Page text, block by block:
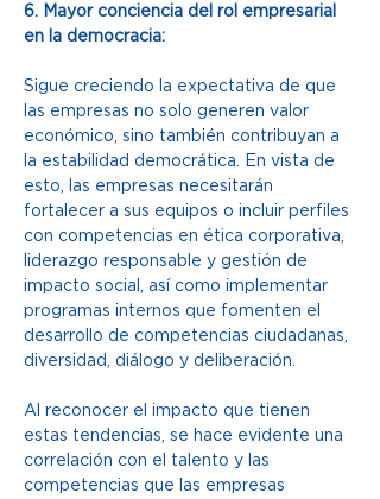
6. Mayor conciencia del rol empresarial
en la democracia:
Sigue creciendo la expectativa de que
las empresas no solo generen valor
económico, sino también contribuyan a
la estabilidad democrática. En vista de
esto, las empresas necesitarán
fortalecer a sus equipos o incluir perfiles
con competencias en ética corporativa,
liderazgo responsable y gestión de
impacto social, así como implementar
programas internos que fomenten el
desarrollo de competencias ciudadanas,
diversidad, diálogo y deliberación.
Al reconocer el impacto que tienen
estas tendencias, se hace evidente una
correlación con el talento y las
competencias que las empresas